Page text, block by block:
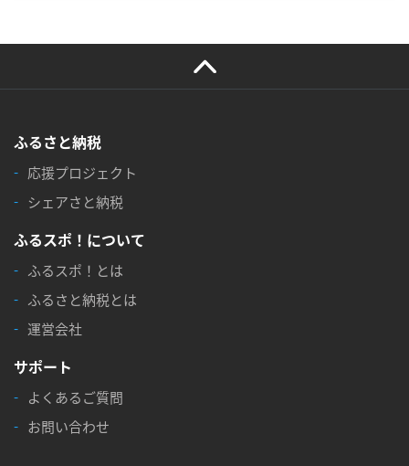
ふるさと納税
応援プロジェクト
シェアさと納税
ふるスポ！について
ふるスポ！とは
ふるさと納税とは
運営会社
サポート
よくあるご質問
お問い合わせ